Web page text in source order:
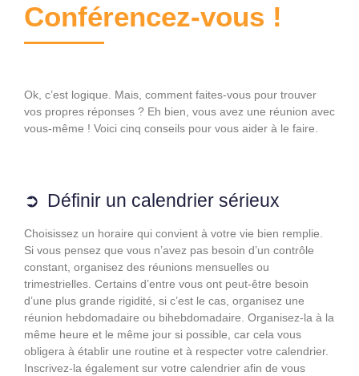
Conférencez-vous !
Ok, c’est logique. Mais, comment faites-vous pour trouver
vos propres réponses ? Eh bien, vous avez une réunion avec
vous-même ! Voici cinq conseils pour vous aider à le faire.
Définir un calendrier sérieux
Choisissez un horaire qui convient à votre vie bien remplie.
Si vous pensez que vous n’avez pas besoin d’un contrôle
constant, organisez des réunions mensuelles ou
trimestrielles. Certains d’entre vous ont peut-être besoin
d’une plus grande rigidité, si c’est le cas, organisez une
réunion hebdomadaire ou bihebdomadaire. Organisez-la à la
même heure et le même jour si possible, car cela vous
obligera à établir une routine et à respecter votre calendrier.
Inscrivez-la également sur votre calendrier afin de vous